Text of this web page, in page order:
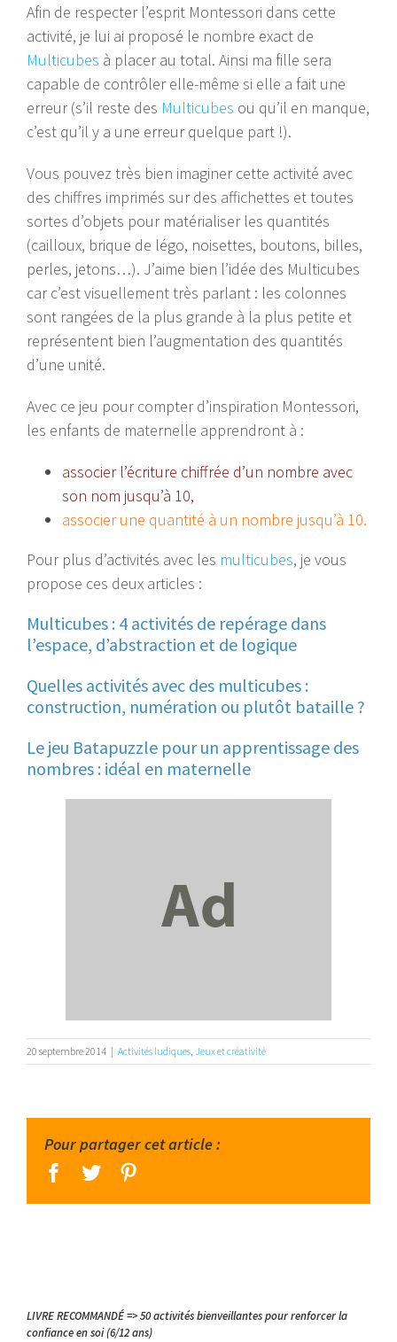
Afin de respecter l’esprit Montessori dans cette
activité, je lui ai proposé le nombre exact de
Multicubes à placer au total. Ainsi ma fille sera
capable de contrôler elle-même si elle a fait une
erreur (s’il reste des Multicubes ou qu’il en manque,
c’est qu’il y a une erreur quelque part !).
Vous pouvez très bien imaginer cette activité avec
des chiffres imprimés sur des affichettes et toutes
sortes d’objets pour matérialiser les quantités
(cailloux, brique de légo, noisettes, boutons, billes,
perles, jetons…). J’aime bien l’idée des Multicubes
car c’est visuellement très parlant : les colonnes
sont rangées de la plus grande à la plus petite et
représentent bien l’augmentation des quantités
d’une unité.
Avec ce jeu pour compter d’inspiration Montessori,
les enfants de maternelle apprendront à :
associer l’écriture chiffrée d’un nombre avec
son nom jusqu’à 10,
associer une quantité à un nombre jusqu’à 10.
Pour plus d’activités avec les multicubes, je vous
propose ces deux articles :
Multicubes : 4 activités de repérage dans
l’espace, d’abstraction et de logique
Quelles activités avec des multicubes :
construction, numération ou plutôt bataille ?
Le jeu Batapuzzle pour un apprentissage des
nombres : idéal en maternelle
20 septembre 2014 | Activités ludiques, Jeux et créativité
Pour partager cet article :
facebook
twitter
LIVRE RECOMMANDÉ => 50 activités bienveillantes pour renforcer la
confiance en soi (6/12 ans)